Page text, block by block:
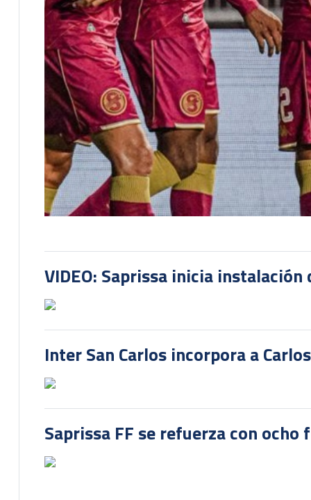
VIDEO: Saprissa inicia
Inter San Carlos incorpora a
Saprissa FF se refuerza con